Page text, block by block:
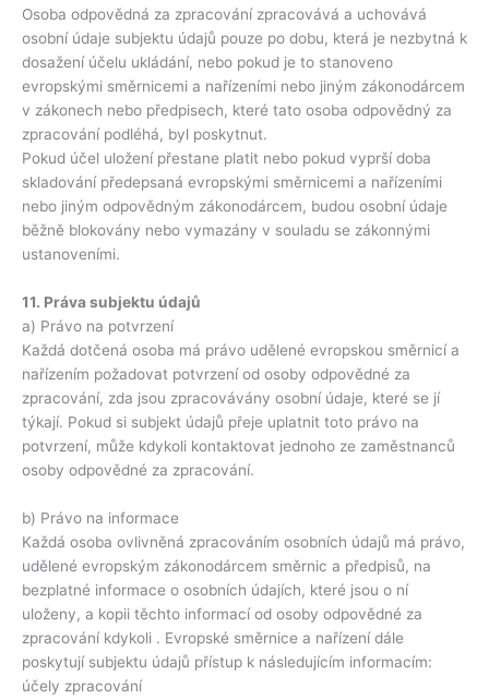
Osoba odpovědná za zpracování zpracovává a uchovává
osobní údaje subjektu údajů pouze po dobu, která je nezbytná k
dosažení účelu ukládání, nebo pokud je to stanoveno
evropskými směrnicemi a nařízeními nebo jiným zákonodárcem
v zákonech nebo předpisech, které tato osoba odpovědný za
zpracování podléhá, byl poskytnut.
Pokud účel uložení přestane platit nebo pokud vyprší doba
skladování předepsaná evropskými směrnicemi a nařízeními
nebo jiným odpovědným zákonodárcem, budou osobní údaje
běžně blokovány nebo vymazány v souladu se zákonnými
ustanoveními.
11. Práva subjektu údajů
a) Právo na potvrzení
Každá dotčená osoba má právo udělené evropskou směrnicí a
nařízením požadovat potvrzení od osoby odpovědné za
zpracování, zda jsou zpracovávány osobní údaje, které se jí
týkají. Pokud si subjekt údajů přeje uplatnit toto právo na
potvrzení, může kdykoli kontaktovat jednoho ze zaměstnanců
osoby odpovědné za zpracování.
b) Právo na informace
Každá osoba ovlivněná zpracováním osobních údajů má právo,
udělené evropským zákonodárcem směrnic a předpisů, na
bezplatné informace o osobních údajích, které jsou o ní
uloženy, a kopii těchto informací od osoby odpovědné za
zpracování kdykoli . Evropské směrnice a nařízení dále
poskytují subjektu údajů přístup k následujícím informacím:
účely zpracování